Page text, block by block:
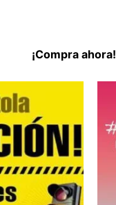
¡Compra ahora!